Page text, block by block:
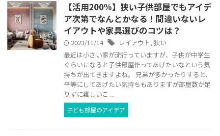
【活用200%】狭い子供部屋でもアイデ
ア次第でなんとかなる！間違いないレ
イアウトや家具選びのコツは？
2023/11/14 レイアウト, 狭い
最近は小さい家が流行っていますが、子供が中学生
ぐらいになると子供部屋作ってあげたいなという気
持ちが出てきますよね。 兄弟が多かったりすると、
平等にしてあげたい気持ちもありますが部屋数が足
りずに難しいこ ...
子ども部屋のアイデア